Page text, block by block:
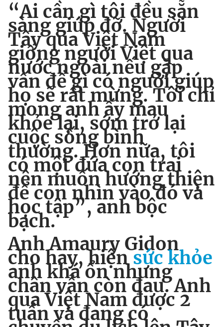
“Ai cần gì tôi đều sẵn
sàng giúp đỡ. Người
Tây qua Việt Nam
giống người Việt qua
nước ngoài nếu gặp
vấn đề gì có người giúp
họ sẽ rất mừng. Tôi chỉ
mong anh ấy mau
khỏe lại, sớm trở lại
cuộc sống bình
thường. Hơn nữa, tôi
có một đứa con trai
nên muốn hướng thiện
để con nhìn vào đó và
học tập”, anh bộc
bạch.
Anh Amaury Gidon
cho hay, hiệnsức khỏe
anh khá ổn nhưng
chân vẫn còn đau. Anh
qua Việt Nam được 2
tuần và đang có